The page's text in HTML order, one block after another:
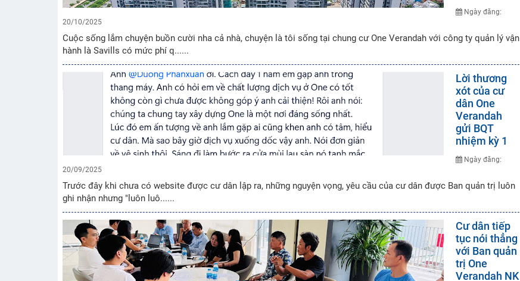
Ngày đăng:
20/10/2025
Cuộc sống lắm chuyện buồn cười nha cả nhà, chuyện là tôi sống tại chung cư One Verandah với công ty quản lý vận
hành là Savills có mức phí q......
Lời thương
xót của cư
dân One
Verandah
gửi BQT
nhiệm kỳ 1
Ngày đăng:
20/09/2025
Trước đây khi chưa có website được cư dân lập ra, những nguyện vọng, yêu cầu của cư dân được Ban quản trị luôn
ghi nhận nhưng "luôn luô......
Cư dân tiếp
tục nói thẳng
với Ban quản
trị One
Verandah NK